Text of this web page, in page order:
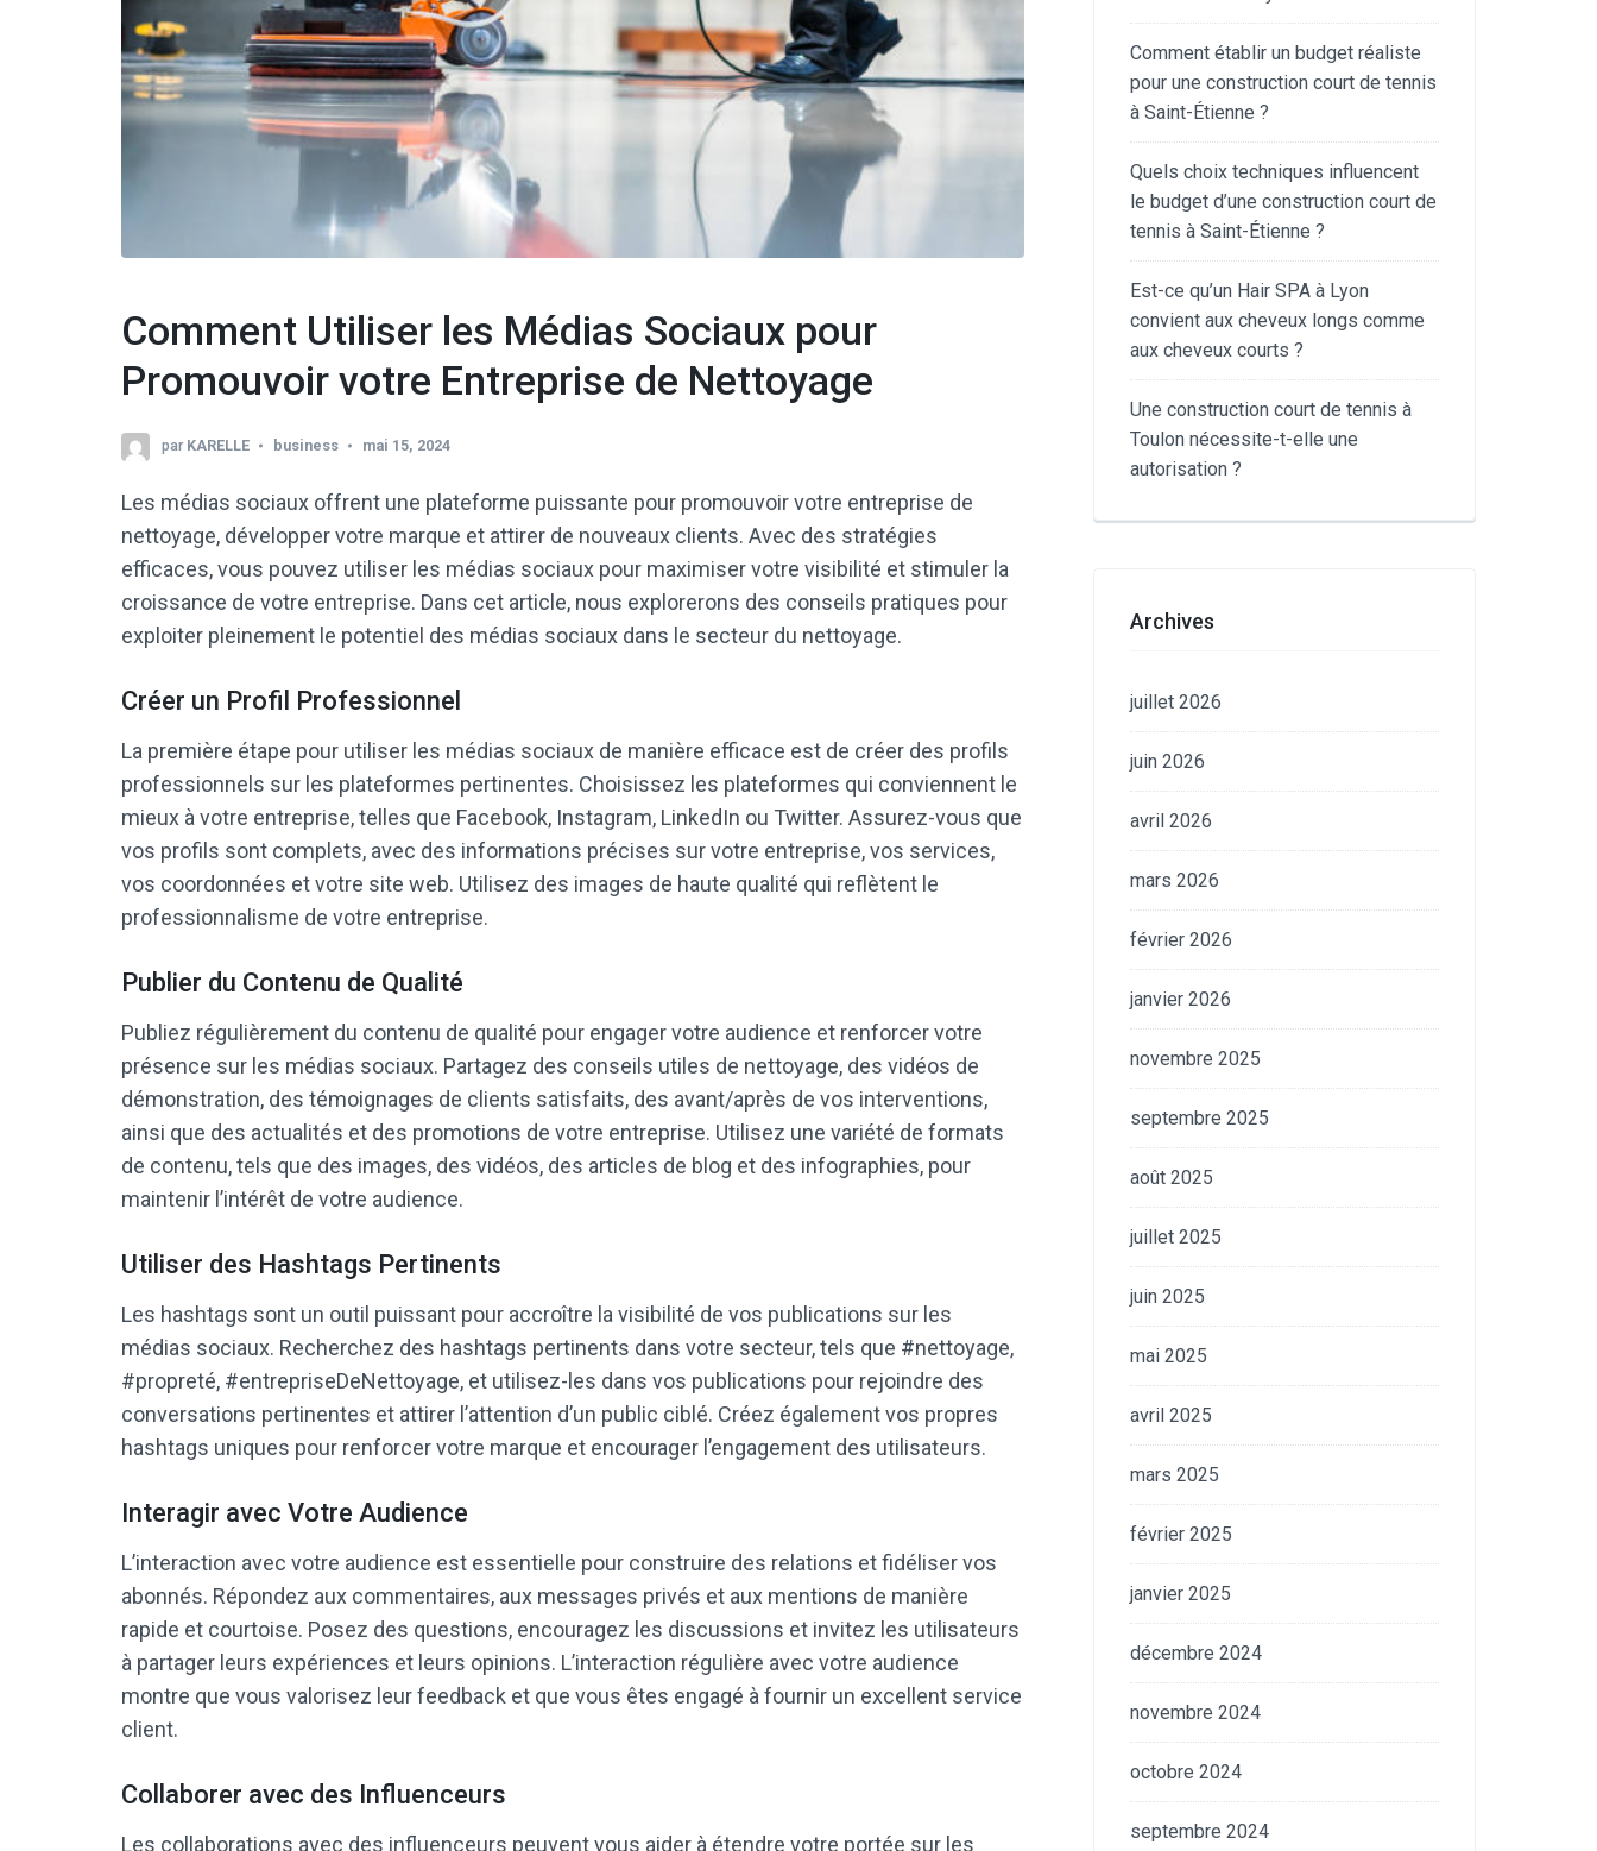
Comment Utiliser les Médias Sociaux pour
Promouvoir votre Entreprise de Nettoyage
par KARELLE business mai 15, 2024
Les médias sociaux offrent une plateforme puissante pour promouvoir votre entreprise de
nettoyage, développer votre marque et attirer de nouveaux clients. Avec des stratégies
efficaces, vous pouvez utiliser les médias sociaux pour maximiser votre visibilité et stimuler la
croissance de votre entreprise. Dans cet article, nous explorerons des conseils pratiques pour
exploiter pleinement le potentiel des médias sociaux dans le secteur du nettoyage.
Créer un Profil Professionnel
La première étape pour utiliser les médias sociaux de manière efficace est de créer des profils
professionnels sur les plateformes pertinentes. Choisissez les plateformes qui conviennent le
mieux à votre entreprise, telles que Facebook, Instagram, LinkedIn ou Twitter. Assurez-vous que
vos profils sont complets, avec des informations précises sur votre entreprise, vos services,
vos coordonnées et votre site web. Utilisez des images de haute qualité qui reflètent le
professionnalisme de votre entreprise.
Publier du Contenu de Qualité
Publiez régulièrement du contenu de qualité pour engager votre audience et renforcer votre
présence sur les médias sociaux. Partagez des conseils utiles de nettoyage, des vidéos de
démonstration, des témoignages de clients satisfaits, des avant/après de vos interventions,
ainsi que des actualités et des promotions de votre entreprise. Utilisez une variété de formats
de contenu, tels que des images, des vidéos, des articles de blog et des infographies, pour
maintenir l’intérêt de votre audience.
Utiliser des Hashtags Pertinents
Les hashtags sont un outil puissant pour accroître la visibilité de vos publications sur les
médias sociaux. Recherchez des hashtags pertinents dans votre secteur, tels que #nettoyage,
#propreté, #entrepriseDeNettoyage, et utilisez-les dans vos publications pour rejoindre des
conversations pertinentes et attirer l’attention d’un public ciblé. Créez également vos propres
hashtags uniques pour renforcer votre marque et encourager l’engagement des utilisateurs.
Interagir avec Votre Audience
L’interaction avec votre audience est essentielle pour construire des relations et fidéliser vos
abonnés. Répondez aux commentaires, aux messages privés et aux mentions de manière
rapide et courtoise. Posez des questions, encouragez les discussions et invitez les utilisateurs
à partager leurs expériences et leurs opinions. L’interaction régulière avec votre audience
montre que vous valorisez leur feedback et que vous êtes engagé à fournir un excellent service
client.
Collaborer avec des Influenceurs
Les collaborations avec des influenceurs peuvent vous aider à étendre votre portée sur les
Comment établir un budget réaliste
pour une construction court de tennis
à Saint-Étienne ?
Quels choix techniques influencent
le budget d’une construction court de
tennis à Saint-Étienne ?
Est-ce qu’un Hair SPA à Lyon
convient aux cheveux longs comme
aux cheveux courts ?
Une construction court de tennis à
Toulon nécessite-t-elle une
autorisation ?
Archives
juillet 2026
juin 2026
avril 2026
mars 2026
février 2026
janvier 2026
novembre 2025
septembre 2025
août 2025
juillet 2025
juin 2025
mai 2025
avril 2025
mars 2025
février 2025
janvier 2025
décembre 2024
novembre 2024
octobre 2024
septembre 2024